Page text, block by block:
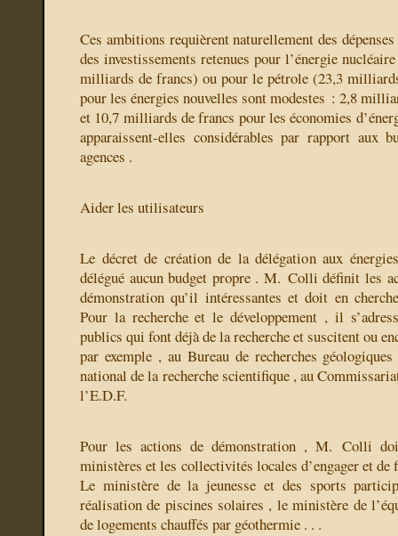
Ces ambitions requièrent naturellement des
des investissements retenues pour l’énergie
milliards de francs) ou pour le pétrole (23,3
pour les énergies nouvelles sont modestes : 2,8
et 10,7 milliards de francs pour les économies
apparaissent-elles considérables par rapport aux
agences .
Aider les utilisateurs
Le décret de création de la délégation aux
délégué aucun budget propre . M. Colli définit les
démonstration qu’il intéressantes et doit en
Pour la recherche et le développement , il
publics qui font déjà de la recherche et suscitent ou
par exemple , au Bureau de recherches
national de la recherche scientifique , au
l’E.D.F.
Pour les actions de démonstration , M. Colli
ministères et les collectivités locales d’engager et de
Le ministère de la jeunesse et des sports
réalisation de piscines solaires , le ministère de
de logements chauffés par géothermie . . .